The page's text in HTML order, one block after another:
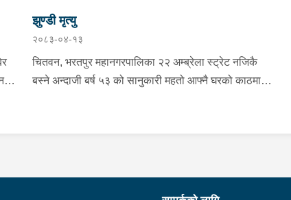
झुण्डी मृत्यु
२०८३-०४-१३
चितवन, भरतपुर महानगरपालिका २२ अम्ब्रेला स्ट्रेट नजिकै
बस्ने अन्दाजी बर्ष ५३ को सानुकारी महतो आफ्नै घरको काठमा